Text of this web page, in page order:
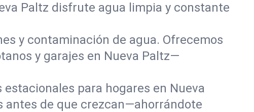
Paltz disfrute agua limpia y constante
y contaminación de agua. Ofrecemos
y garajes en Nueva Paltz—
para hogares en Nueva
antes de que crezcan—ahorrándote